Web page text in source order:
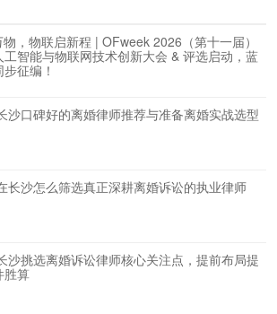
，物联启新程 | OFweek 2026（第十一届）
工智能与物联网技术创新大会 & 评选启动，蓝
征编！
沙口碑好的离婚律师推荐与准备离婚实战选型
长沙怎么筛选真正深耕离婚诉讼的执业律师
沙挑选离婚诉讼律师核心关注点，提前布局提
胜算